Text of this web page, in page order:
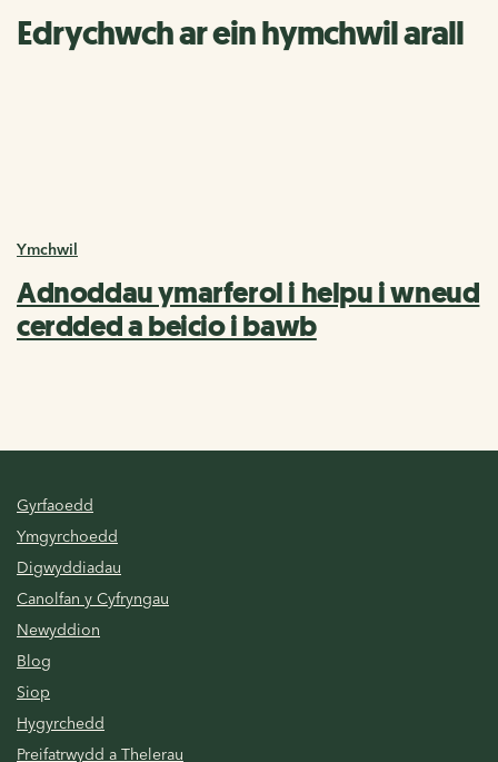
Edrychwch ar ein hymchwil arall
Ymchwil
Adnoddau ymarferol i helpu i wneud
cerdded a beicio i bawb
Gyrfaoedd
Ymgyrchoedd
Digwyddiadau
Canolfan y Cyfryngau
Newyddion
Blog
Siop
Hygyrchedd
Preifatrwydd a Thelerau